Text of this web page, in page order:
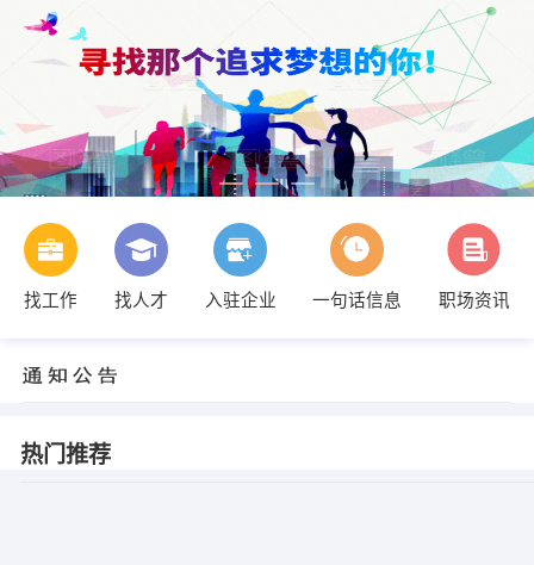
找工作 找人才 入驻企业 一句话信息 职场资讯
热门推荐